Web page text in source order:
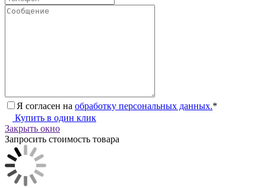
Я согласен на обработку персональных данных.*
Купить в один клик
Закрыть окно
Запросить стоимость товара